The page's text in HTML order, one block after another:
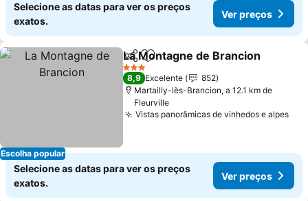
Selecione as datas para ver os preços
exatos.
Ver preços
Escolha popular
PartilharAdicionar aos favoritos
La Montagne de Brancion
3 Estrelas
8,9 Excelente
852
Martailly-lès-Brancion, a 12.1 km de
Fleurville
Vistas panorâmicas de vinhedos e alpes
Selecione as datas para ver os preços
exatos.
Ver preços